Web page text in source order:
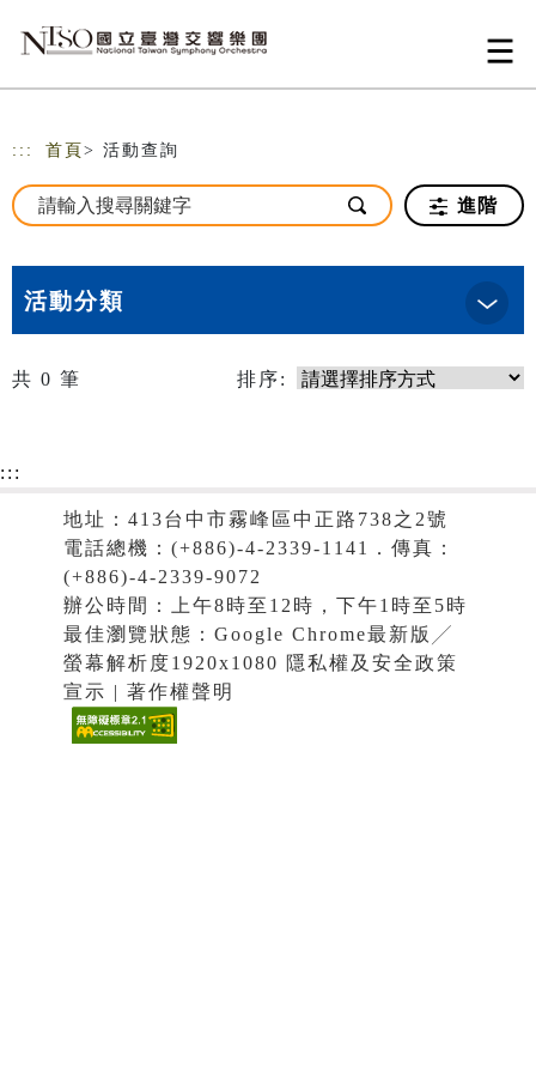
::: 首頁 > 活動查詢
進階
活動分類
共 0 筆 排序:
:::
地址：413台中市霧峰區中正路738之2號
電話總機：(+886)-4-2339-1141．傳真：
(+886)-4-2339-9072
辦公時間：上午8時至12時，下午1時至5時
最佳瀏覽狀態：Google Chrome最新版╱
螢幕解析度1920x1080 隱私權及安全政策
宣示 | 著作權聲明